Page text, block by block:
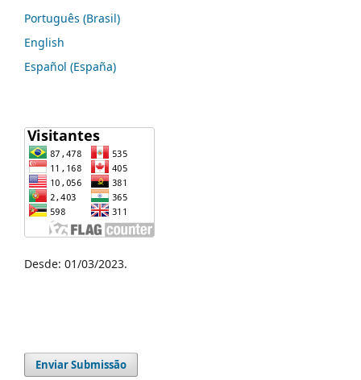
Português (Brasil)
English
Español (España)
Desde: 01/03/2023.
Enviar Submissão